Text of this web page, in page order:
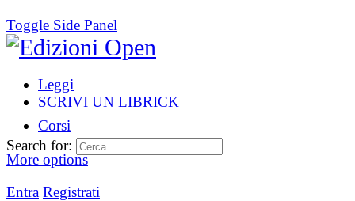
Toggle Side Panel
Leggi
SCRIVI UN LIBRICK
Corsi
More options
Entra Registrati
Search for: